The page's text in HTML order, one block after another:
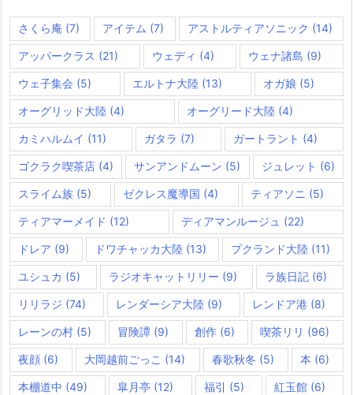
さくら庵 (7) アイテム (7) アストルティアソニック (14)
アッパークラス (21) ウェディ (4) ウェナ諸島 (9)
ウェ子集会 (5) エルトナ大陸 (13) オガ娘 (5)
オーグリッド大陸 (4) オーグリード大陸 (4)
カミハルムイ (11) ガタラ (7) ガートラント (4)
ゴクラク喫茶店 (4) サンアンドムーン (5) ジュレット (6)
スライム族 (5) ゼクレス魔導国 (4) ティアソニ (5)
ティアマーメイド (12) ディアマンルージュ (22)
ドレア (9) ドワチャッカ大陸(13) プクランド大陸 (11)
ユシュカ (5) ラジオキャットリリー (9) ラ族日記 (6)
リリラジ (74) レンダーシア大陸 (9) レンドア港 (8)
レーンの村 (5) 冒険譚(9) 創作(6) 喫茶リリ (96)
夜顔 (6) 大岡越前ごっこ (14) 春歌秋冬 (5) 本 (6)
本棚道中 (49) 皐月亭 (12) 福引 (5) 紅玉館(6)